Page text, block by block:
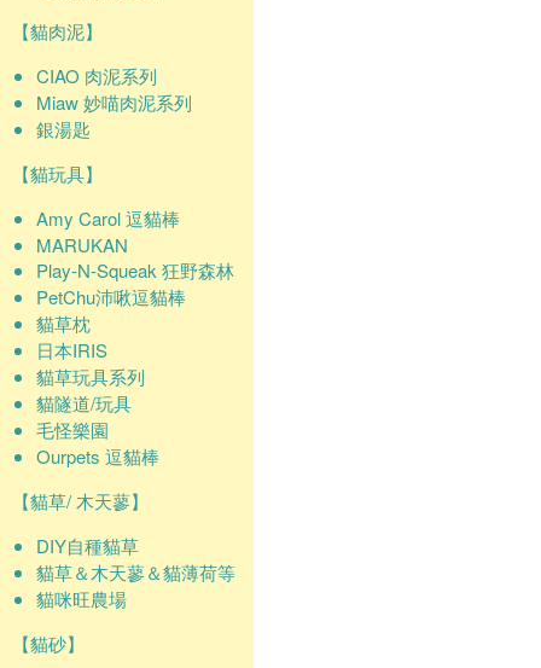
【貓肉泥】
CIAO 肉泥系列
Miaw 妙喵肉泥系列
銀湯匙
【貓玩具】
Amy Carol 逗貓棒
MARUKAN
Play-N-Squeak 狂野森林
PetChu沛啾逗貓棒
貓草枕
日本IRIS
貓草玩具系列
貓隧道/玩具
毛怪樂園
Ourpets 逗貓棒
【貓草/ 木天蓼】
DIY自種貓草
貓草＆木天蓼＆貓薄荷等
貓咪旺農場
【貓砂】